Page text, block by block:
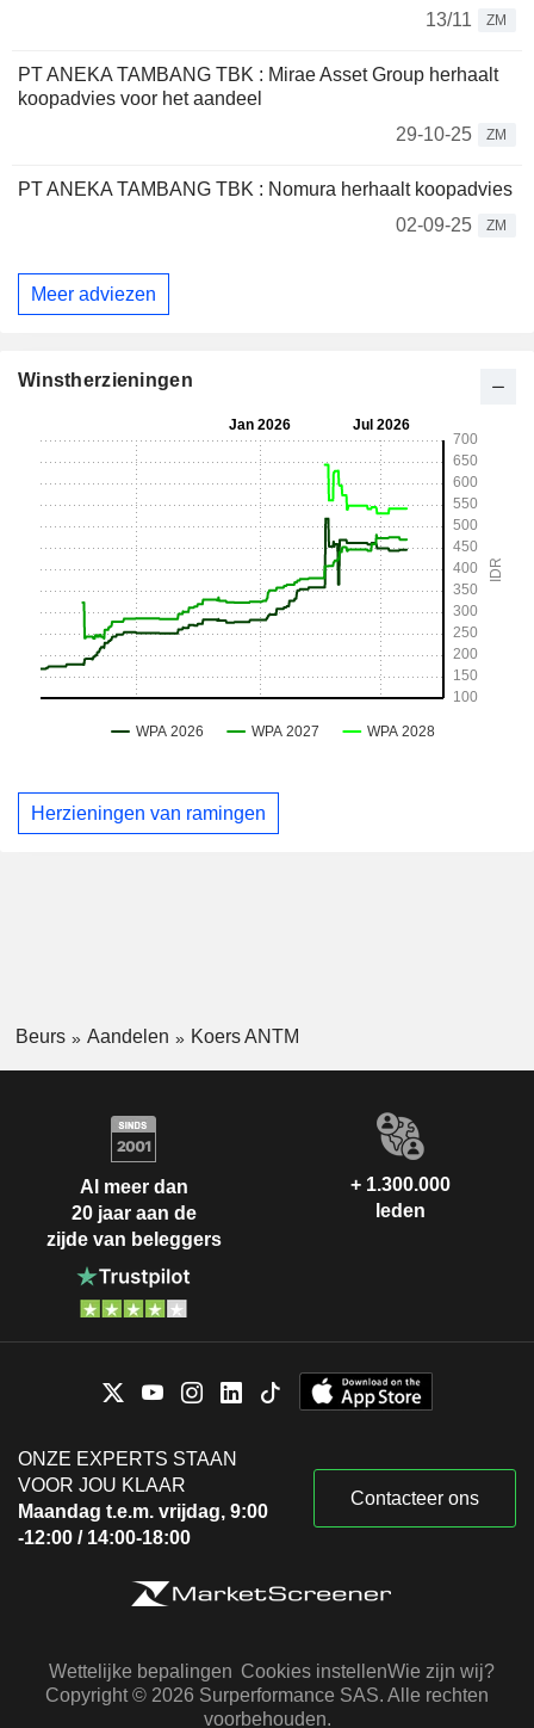
13/11
ZM
PT ANEKA TAMBANG TBK : Mirae Asset Group herhaalt
koopadvies voor het aandeel
29-10-25
ZM
PT ANEKA TAMBANG TBK : Nomura herhaalt koopadvies
02-09-25
ZM
Meer adviezen
Winstherzieningen
Herzieningen van ramingen
Beurs Aandelen Koers ANTM
Al meer dan
20 jaar aan de
zijde van beleggers
+ 1.300.000
leden
ONZE EXPERTS STAAN
VOOR JOU KLAAR
Maandag t.e.m. vrijdag, 9:00
-12:00 / 14:00-18:00
Contacteer ons
Wettelijke bepalingen Cookies instellenWie zijn wij?
Copyright © 2026 Surperformance SAS. Alle rechten
voorbehouden.